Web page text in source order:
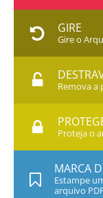
GIRE
Gire o
Remova a
Proteja o
MARCA
Estampe
arquivo